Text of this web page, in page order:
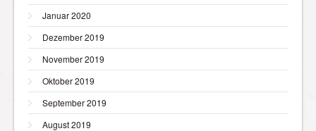
Januar 2020
Dezember 2019
November 2019
Oktober 2019
September 2019
August 2019